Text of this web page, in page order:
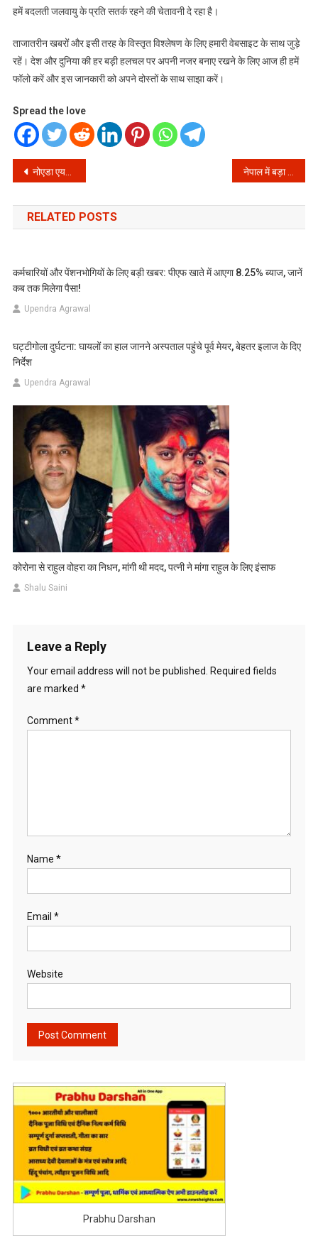
हमें बदलती जलवायु के प्रति सतर्क रहने की चेतावनी दे रहा है।
ताजातरीन खबरों और इसी तरह के विस्तृत विश्लेषण के लिए हमारी वेबसाइट के साथ जुड़े
रहें। देश और दुनिया की हर बड़ी हलचल पर अपनी नजर बनाए रखने के लिए आज ही हमें
फॉलो करें और इस जानकारी को अपने दोस्तों के साथ साझा करें।
Spread the love
Post
navigation
नोएडा एयरपोर्ट का उद्घाटन और ट्रंप का ईरान पर बड़ा बयान: आज की टॉप खबरें
RELATED POSTS
कर्मचारियों और पेंशनभोगियों के लिए बड़ी खबर: पीएफ खाते में आएगा 8.25% ब्याज, जानें
कब तक मिलेगा पैसा!
Upendra Agrawal
घट्टीगोला दुर्घटना: घायलों का हाल जानने अस्पताल पहुंचे पूर्व मेयर, बेहतर इलाज के दिए
निर्देश
Upendra Agrawal
कोरोना से राहुल वोहरा का निधन, मांगी थी मदद, पत्नी ने मांगा राहुल के लिए इंसाफ
Shalu Saini
Leave a Reply
Your email address will not be published.
Required fields
are marked *
Comment*
Name *
Email *
Website
Prabhu Darshan